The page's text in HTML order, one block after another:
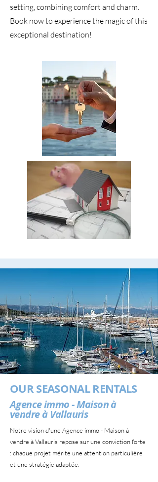
setting, combining comfort and charm.
Book now to experience the magic of this
exceptional destination!
OUR SEASONAL RENTALS
Agence immo - Maison à
vendre à Vallauris
Notre vision d'une Agence immo - Maison à
vendre à Vallauris repose sur une conviction forte
: chaque projet mérite une attention particulière
et une stratégie adaptée.